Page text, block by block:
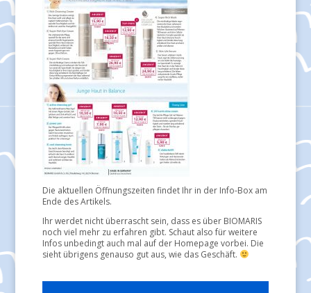
Die aktuellen Öffnungszeiten findet Ihr in der Info-Box am
Ende des Artikels.
Ihr werdet nicht überrascht sein, dass es über BIOMARIS
noch viel mehr zu erfahren gibt. Schaut also für weitere
Infos unbedingt auch mal auf der Homepage vorbei. Die
sieht übrigens genauso gut aus, wie das Geschäft.